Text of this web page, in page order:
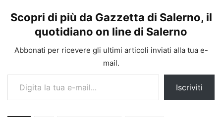
Scopri di più da Gazzetta di Salerno, il
quotidiano on line di Salerno
Abbonati per ricevere gli ultimi articoli inviati alla tua e-
mail.
Digita la tua e-mail...
Iscriviti